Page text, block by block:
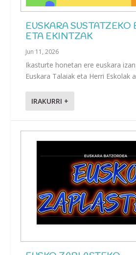
EUSKARA SUSTATZEKO
ETA EKINTZAK
Jun 11, 2026
Ikasturte honetan ere euskara
Euskara Talaiak eta Herri Eskolak
IRAKURRI +